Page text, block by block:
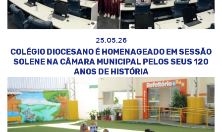
25.05.26
COLÉGIO DIOCESANO É HOMENAGEADO EM SESSÃO
SOLENE NA CÂMARA MUNICIPAL PELOS SEUS 120
ANOS DE HISTÓRIA